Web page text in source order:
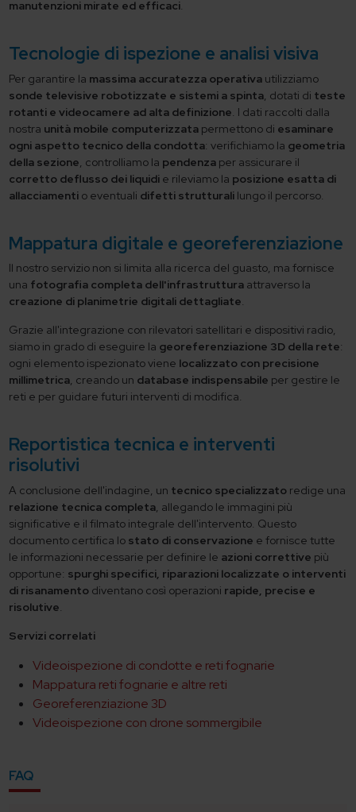
manutenzioni mirate ed efficaci.
Tecnologie di ispezione e analisi visiva
Per garantire la massima accuratezza operativa utilizziamo
sonde televisive robotizzate e sistemi a spinta , dotati di teste
rotanti e videocamere ad alta definizione . I dati raccolti dalla
nostra unità mobile computerizzata permettono di esaminare
ogni aspetto tecnico della condotta: verifichiamo la geometria
della sezione , controlliamo la pendenza per assicurare il
corretto deflusso dei liquidi e rileviamo la posizione esatta di
allacciamenti o eventuali difetti strutturali lungo il percorso.
Mappatura digitale e georeferenziazione
Il nostro servizio non si limita alla ricerca del guasto, ma fornisce
una fotografia completa dell'infrastruttura attraverso la
creazione di planimetrie digitali dettagliate.
Grazie all'integrazione con rilevatori satellitari e dispositivi radio,
siamo in grado di eseguire la georeferenziazione 3D della rete:
ogni elemento ispezionato viene localizzato con precisione
millimetrica, creando un database indispensabile per gestire le
reti e per guidare futuri interventi di modifica.
Reportistica tecnica e interventi
risolutivi
A conclusione dell'indagine, un tecnico specializzato redige una
relazione tecnica completa , allegando le immagini più
significative e il filmato integrale dell'intervento. Questo
documento certifica lo stato di conservazione e fornisce tutte
le informazioni necessarie per definire le azioni correttive più
opportune: spurghi specifici, riparazioni localizzate o interventi
di risanamento diventano così operazioni rapide, precise e
risolutive
Servizi correlati
Videoispezione di condotte e reti fognarie
Mappatura reti fognarie e altre reti
Georeferenziazione 3D
Videoispezione con drone sommergibile
FAQ